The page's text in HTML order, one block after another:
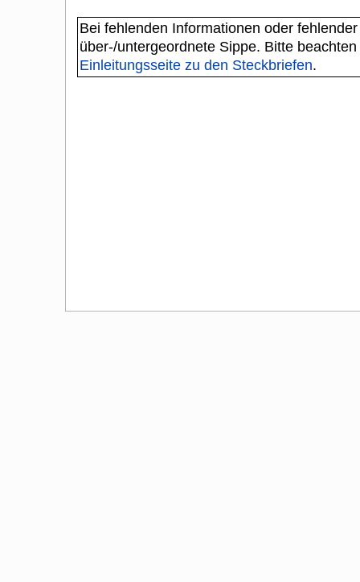
Bei fehlenden Informationen oder
über-/untergeordnete Sippe. Bitte
Einleitungsseite zu den Steckbriefen.